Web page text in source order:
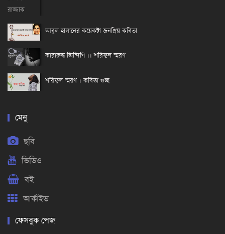
আবুল হাসানের কয়েকটা জনপ্রিয় কবিতা
কারারুদ্ধ জিন্দিগি ।। শরিফুল স্মরণ
শরিফুল স্মরণ । কবিতা গুচ্ছ
মেনু
ছবি
ভিডিও
বই
আর্কাইভ
ফেসবুক পেজ